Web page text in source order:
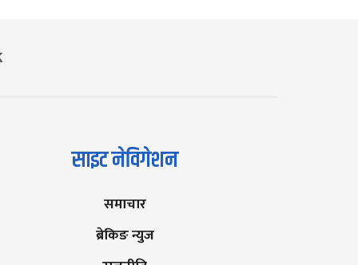
साइट नेविगेशन
समाचार
ब्रेकिङ न्युज